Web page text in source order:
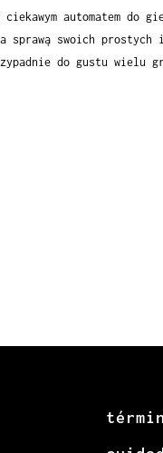
automatem do
swoich
do gustu wielu